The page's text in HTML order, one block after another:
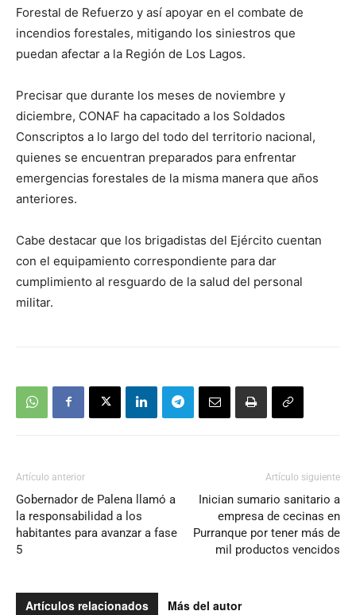
Forestal de Refuerzo y así apoyar en el combate de
incendios forestales, mitigando los siniestros que
puedan afectar a la Región de Los Lagos.
Precisar que durante los meses de noviembre y
diciembre, CONAF ha capacitado a los Soldados
Conscriptos a lo largo del todo del territorio nacional,
quienes se encuentran preparados para enfrentar
emergencias forestales de la misma manera que años
anteriores.
Cabe destacar que los brigadistas del Ejército cuentan
con el equipamiento correspondiente para dar
cumplimiento al resguardo de la salud del personal
militar.
Artículo anterior
Gobernador de Palena llamó a
la responsabilidad a los
habitantes para avanzar a fase
5
Artículo siguiente
Inician sumario sanitario a
empresa de cecinas en
Purranque por tener más de
mil productos vencidos
Artículos relacionados Más del autor